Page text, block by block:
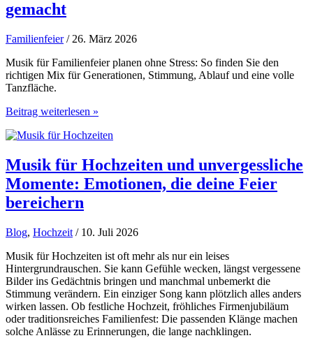
gemacht
Familienfeier/ 26. März 2026
Musik für Familienfeier planen ohne Stress: So finden Sie den
richtigen Mix für Generationen, Stimmung, Ablauf und eine volle
Tanzfläche.
Musik
Familienfeier
leicht
gemacht
Beitrag weiterlesen »
Musik für Hochzeiten und unvergessliche
Momente: Emotionen, die deine Feier
bereichern
Blog, Hochzeit / 10. Juli 2026
Musik für Hochzeiten ist oft mehr als nur ein leises
Hintergrundrauschen. Sie kann Gefühle wecken, längst vergessene
Bilder ins Gedächtnis bringen und manchmal unbemerkt die
Stimmung verändern. Ein einziger Song kann plötzlich alles anders
wirken lassen. Ob festliche Hochzeit, fröhliches Firmenjubiläum
oder traditionsreiches Familienfest: Die passenden Klänge machen
solche Anlässe zu Erinnerungen, die lange nachklingen.